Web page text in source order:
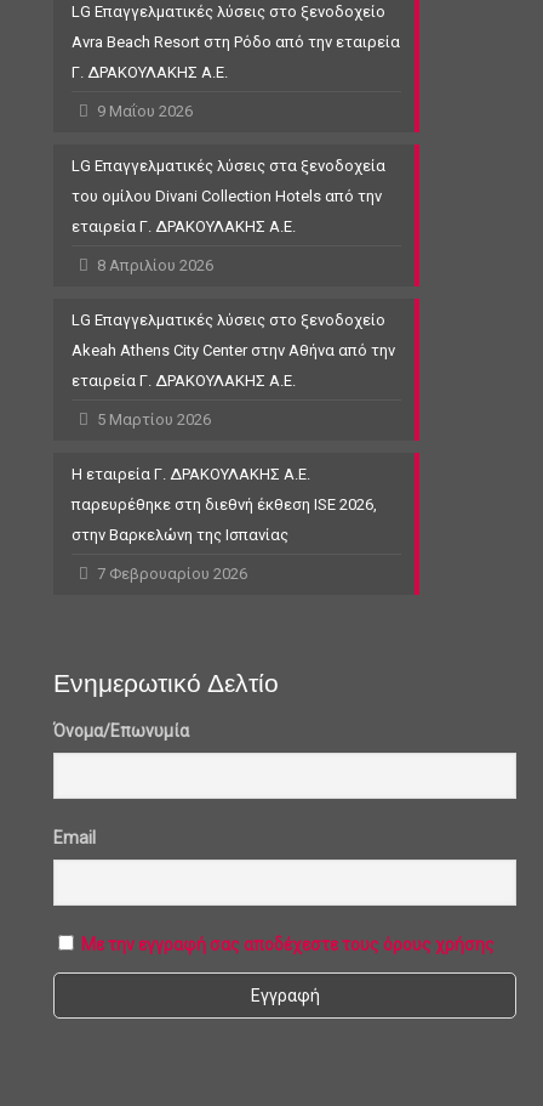
LG Επαγγελματικές λύσεις στο ξενοδοχείο
Avra Beach Resort στη Ρόδο από την εταιρεία
Γ. ΔΡΑΚΟΥΛΑΚΗΣ Α.Ε.
9 Μαΐου 2026
LG Επαγγελματικές λύσεις στα ξενοδοχεία
του ομίλου Divani Collection Hotels από την
εταιρεία Γ. ΔΡΑΚΟΥΛΑΚΗΣ Α.Ε.
8 Απριλίου 2026
LG Επαγγελματικές λύσεις στο ξενοδοχείο
Akeah Athens City Center στην Αθήνα από την
εταιρεία Γ. ΔΡΑΚΟΥΛΑΚΗΣ Α.Ε.
5 Μαρτίου 2026
Η εταιρεία Γ. ΔΡΑΚΟΥΛΑΚΗΣ Α.Ε.
παρευρέθηκε στη διεθνή έκθεση ISE 2026,
στην Βαρκελώνη της Ισπανίας
7 Φεβρουαρίου 2026
Ενημερωτικό Δελτίο
Όνομα/Επωνυμία
Email
Με την εγγραφή σας αποδέχεστε τους όρους χρήσης